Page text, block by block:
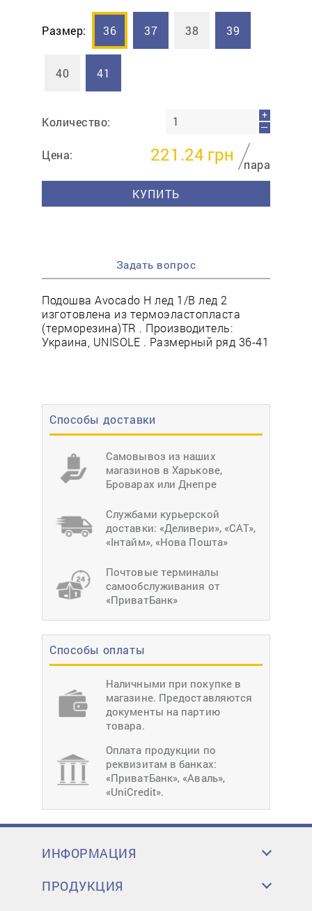
Способы доставки
Самовывоз из наших
магазинов в Харькове,
Броварах или Днепре
Службами курьерской
доставки: «Деливери», «САТ»,
«Інтайм», «Нова Пошта»
Почтовые терминалы
самообслуживания от
«ПриватБанк»
Способы оплаты
Наличными при покупке в
магазине. Предоставляются
документы на партию
товара.
Оплата продукции по
реквизитам в банках:
«ПриватБанк», «Аваль»,
«UniCredit».
Размер: 36 37 38 39
40 41
Количество:
+
—
Цена: 221.24 грн
пара
КУПИТЬ
Задать вопрос
Подошва Avocado Н лед 1/В лед 2
изготовлена из термоэластопласта
(терморезина)TR . Производитель:
Украина, UNISOLE . Размерный ряд 36-41
ИНФОРМАЦИЯ
ПРОДУКЦИЯ